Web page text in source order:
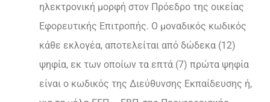
ηλεκτρονική μορφή στον Πρόεδρο της οικείας
Εφορευτικής Επιτροπής. Ο μοναδικός κωδικός
κάθε εκλογέα, αποτελείται από δώδεκα (12)
ψηφία, εκ των οποίων τα επτά (7) πρώτα ψηφία
είναι ο κωδικός της Διεύθυνσης Εκπαίδευσης ή,